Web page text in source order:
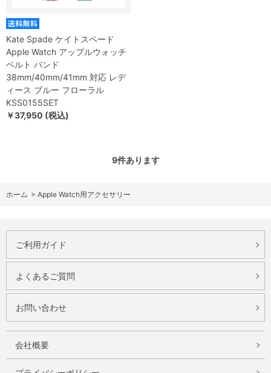
Kate Spade ケイトスペード
Apple Watch アップルウォッチ
ベルト バンド
38mm/40mm/41mm 対応 レデ
ィース ブルー フローラル
KSS0155SET
￥37,950 (税込)
9件あります
ホーム > Apple Watch用アクセサリー
ご利用ガイド
よくあるご質問
お問い合わせ
会社概要